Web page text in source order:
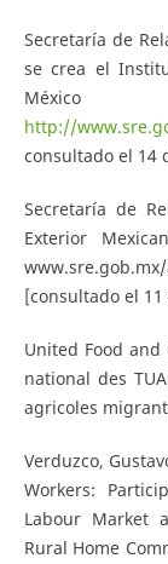
Secretaría de
se crea el
http://
consultado el 14
Secretaría de
Exterior
[consultado el 11
United Food and
national des
agricoles
Verduzco,
Workers:
Labour Market
Rural Home